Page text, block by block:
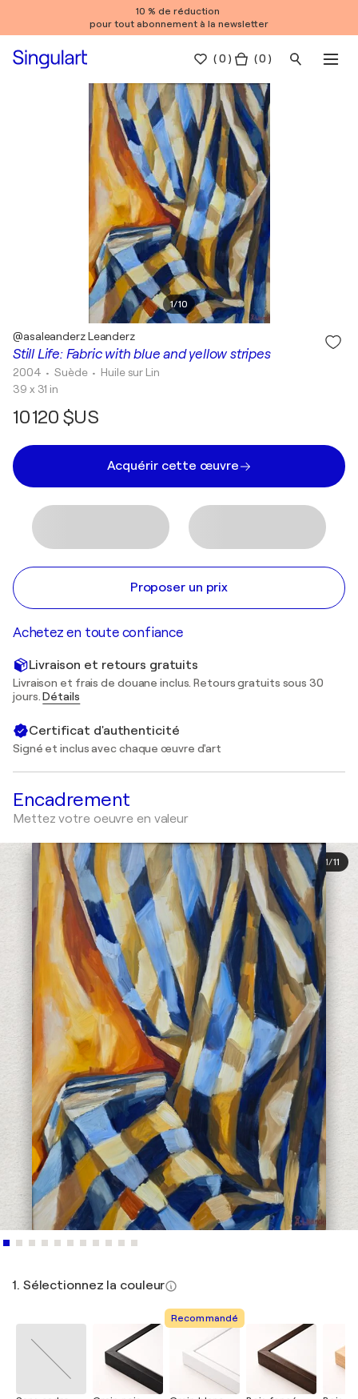
10 % de réduction
pour tout abonnement à la newsletter
(0 ) ( 0 )
1/10
Still Life: Fabric with blue and yellow stripes
@asaleanderz Leanderz
2004 • Suède • Huile sur Lin
39 x 31 in
10 120 $US
Acquérir cette œuvre
Proposer un prix
Achetez en toute confiance
Livraison et retours gratuits
Livraison et frais de douane inclus. Retours gratuits sous 30
jours.Détails
Certificat d'authenticité
Signé et inclus avec chaque œuvre d'art
Encadrement
Mettez votre oeuvre en valeur
1/11
1. Sélectionnez la couleur
Recommandé